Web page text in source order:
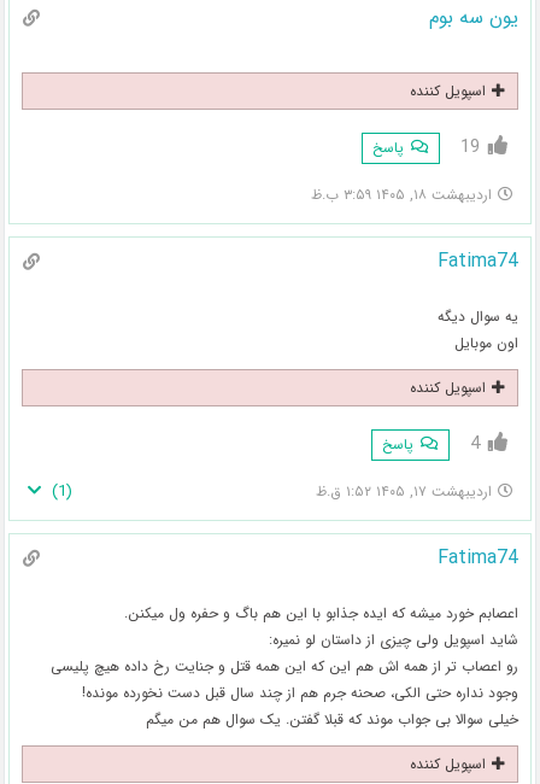
یون سه بوم
اسپویل کننده
19 پاسخ
اردیبهشت ۱۸, ۱۴۰۵ ۳:۵۹ ب.ظ
Fatima74
یه سوال دیگه
اون موبایل
اسپویل کننده
4 پاسخ
اردیبهشت ۱۷, ۱۴۰۵ ۱:۵۲ ق.ظ (
1
)
Fatima74
اعصابم خورد میشه که ایده جذابو با این هم باگ و حفره ول میکنن.
شاید اسپویل ولی چیزی از داستان لو نمیره:
رو اعصاب تر از همه اش هم این که این همه قتل و جنایت رخ داده هیچ پلیسی
وجود نداره حتی الکی، صحنه جرم هم از چند سال قبل دست نخورده مونده!
خیلی سوالا بی جواب موند که قبلا گفتن. یک سوال هم من میگم
اسپویل کننده